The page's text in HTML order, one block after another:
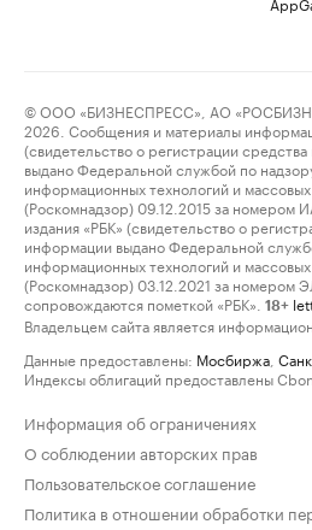
© ООО «БИЗНЕСПРЕСС», АО
2026. Сообщения и материалы
(свидетельство о регистрации
выдано Федеральной службой по
информационных технологий и
(Роскомнадзор) 09.12.2015 за номером
издания «РБК» (свидетельство о
информации выдано Федеральной
информационных технологий и
(Роскомнадзор) 03.12.2021 за номером
сопровождаются пометкой «РБК».
18+
Владельцем сайта является
Данные предоставлены: Мосбиржа
Индексы облигаций предоставлены
Информация об ограничениях
О соблюдении авторских прав
Пользовательское соглашение
Политика в отношении обработки